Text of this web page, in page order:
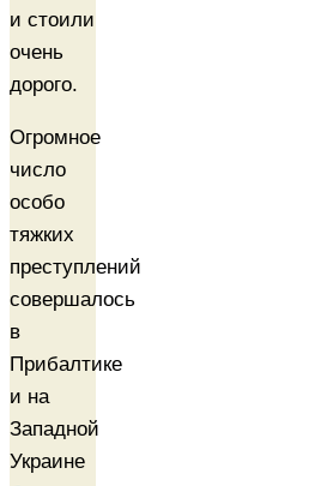
и стоили
очень
дорого.
Огромное
число
особо
тяжких
преступлений
совершалось
в
Прибалтике
и на
Западной
Украине